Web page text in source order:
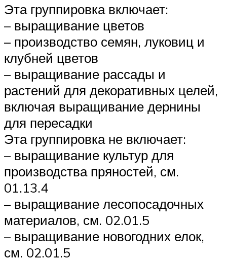
Эта группировка включает:
– выращивание цветов
– производство семян, луковиц и
клубней цветов
– выращивание рассады и
растений для декоративных целей,
включая выращивание дернины
для пересадки
Эта группировка не включает:
– выращивание культур для
производства пряностей, см.
01.13.4
– выращивание лесопосадочных
материалов, см. 02.01.5
– выращивание новогодних елок,
см. 02.01.5